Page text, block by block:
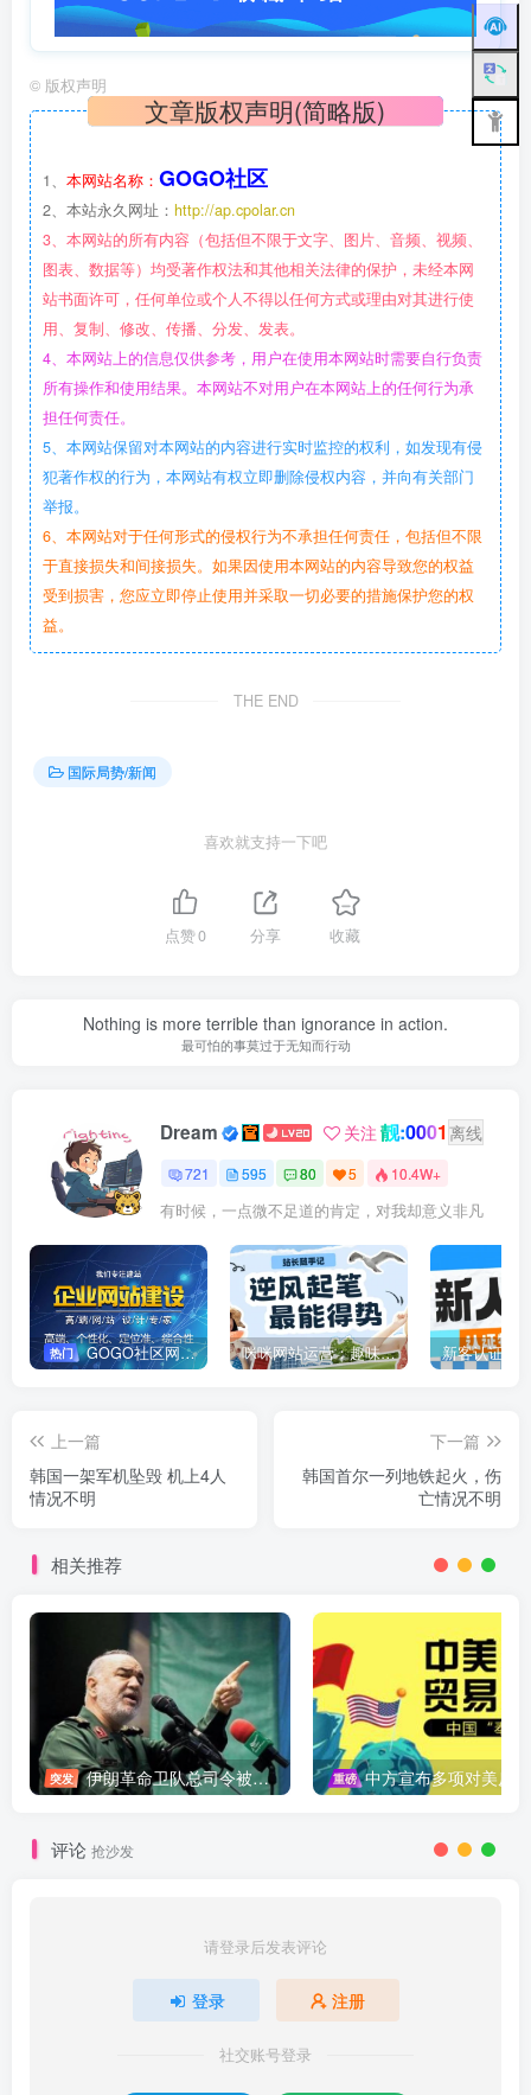
© 版权声明
文章版权声明(简略版)
1、 本网站名称： GOGO社区
2、本站永久网址： http://ap.cpolar.cn
3、本网站的所有内容（包括但不限于文字、图片、音频、视频、
图表、数据等）均受著作权法和其他相关法律的保护，未经本网
站书面许可，任何单位或个人不得以任何方式或理由对其进行使
用、复制、修改、传播、分发、发表。
4、本网站上的信息仅供参考，用户在使用本网站时需要自行负责
所有操作和使用结果。本网站不对用户在本网站上的任何行为承
担任何责任。
5、本网站保留对本网站的内容进行实时监控的权利，如发现有侵
犯著作权的行为，本网站有权立即删除侵权内容，并向有关部门
举报。
6、本网站对于任何形式的侵权行为不承担任何责任，包括但不限
于直接损失和间接损失。如果因使用本网站的内容导致您的权益
受到损害，您应立即停止使用并采取一切必要的措施保护您的权
益。
THE END
国际局势/新闻
喜欢就支持一下吧
点赞0 分享 收藏
Nothing is more terrible than ignorance in action.
最可怕的事莫过于无知而行动
Dream 关注 靓:0001 离线
721 595 80 5 10.4W+
有时候，一点微不足道的肯定，对我却意义非凡
热门 GOGO社区网站搭建(自助服务) 咪咪网站运营：趣味性悄悄飘起的成功风头 新客认证优
上一篇
韩国一架军机坠毁 机上4人
情况不明
下一篇
韩国首尔一列地铁起火，伤
亡情况不明
相关推荐
突发 伊朗革命卫队总司令被暗杀，中东局势再添变数 重磅 中方宣布多项对美反制措施，坚决维护自身权益
评论 抢沙发
请登录后发表评论
登录 注册
社交账号登录